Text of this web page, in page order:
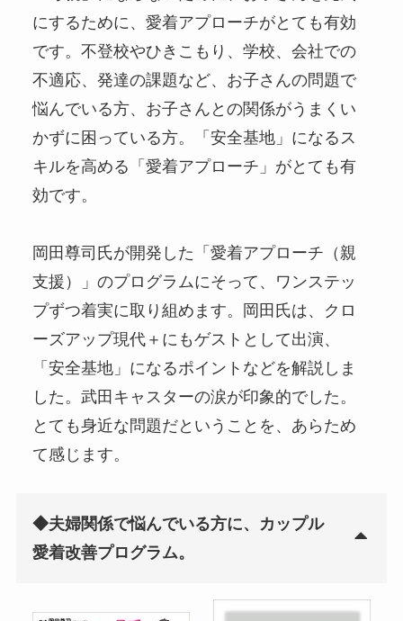
にするために、愛着アプローチがとても有効
です。不登校やひきこもり、学校、会社での
不適応、発達の課題など、お子さんの問題で
悩んでいる方、お子さんとの関係がうまくい
かずに困っている方。「安全基地」になるス
キルを高める「愛着アプローチ」がとても有
効です。
岡田尊司氏が開発した「愛着アプローチ（親
支援）」のプログラムにそって、ワンステッ
プずつ着実に取り組めます。岡田氏は、クロ
ーズアップ現代＋にもゲストとして出演、
「安全基地」になるポイントなどを解説しま
した。武田キャスターの涙が印象的でした。
とても身近な問題だということを、あらため
て感じます。
◆夫婦関係で悩んでいる方に、カップル
愛着改善プログラム。